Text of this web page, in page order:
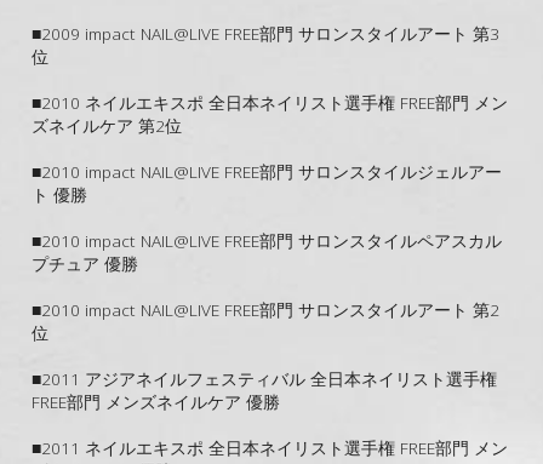
■2009 impact NAIL@LIVE FREE部門 サロンスタイルアート 第3
位
■2010 ネイルエキスポ 全日本ネイリスト選手権 FREE部門 メン
ズネイルケア 第2位
■2010 impact NAIL@LIVE FREE部門 サロンスタイルジェルアー
ト 優勝
■2010 impact NAIL@LIVE FREE部門 サロンスタイルペアスカル
プチュア 優勝
■2010 impact NAIL@LIVE FREE部門 サロンスタイルアート 第2
位
■2011 アジアネイルフェスティバル 全日本ネイリスト選手権
FREE部門 メンズネイルケア 優勝
■2011 ネイルエキスポ 全日本ネイリスト選手権 FREE部門 メン